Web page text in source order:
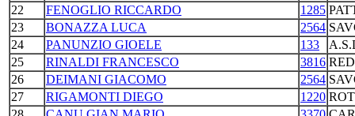
22
FENOGLIO RICCARDO 1285
23
BONAZZA LUCA 2564
24
PANUNZIO GIOELE 133
25
RINALDI FRANCESCO 3816
26
DEIMANI GIACOMO 2564
27
RIGAMONTI DIEGO 1220